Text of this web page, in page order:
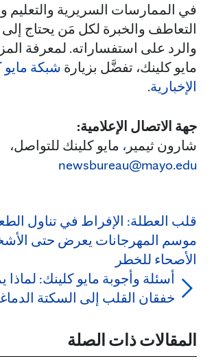
في الممارسات السريرية والتعليم
التعاطف والخبرة لكل مَن يحتاج إلى
والرد على استفساراته. لمعرفة
مايو كلينك، تفضَّل بزيارة شبكة مايو
الإخبارية.
جهة الاتصال الإعلامية:
شارون ثيمير ، مايو كلينك للتواصل،
newsbureau@mayo.edu
قلب العطلة: الإفراط في تناول
موسم المهرجانات يعرض حتى
الأصحاء للخطر
أسئلة وأجوبة مايو كلينك:
خفقان القلب إلى السكتة
المقالات ذات الصلة